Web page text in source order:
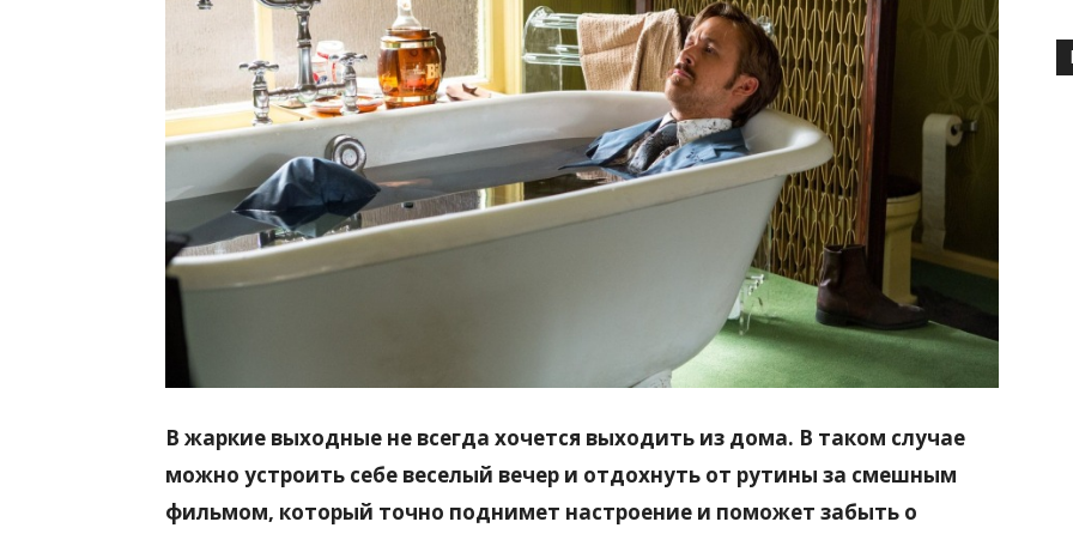
всем
В жаркие выходные не всегда хочется выходить из дома. В таком случае
можно устроить себе веселый вечер и отдохнуть от рутины за смешным
фильмом, который точно поднимет настроение и поможет забыть о